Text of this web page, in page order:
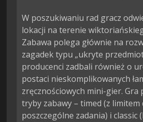
W poszukiwaniu rad gracz
lokacji na terenie
Zabawa polega głównie na
zagadek typu „ukryte
producenci zadbali również o
postaci nieskomplikowanych
zręcznościowych mini-gier. Gra
tryby zabawy – timed (z limitem
poszczególne zadania) i classic